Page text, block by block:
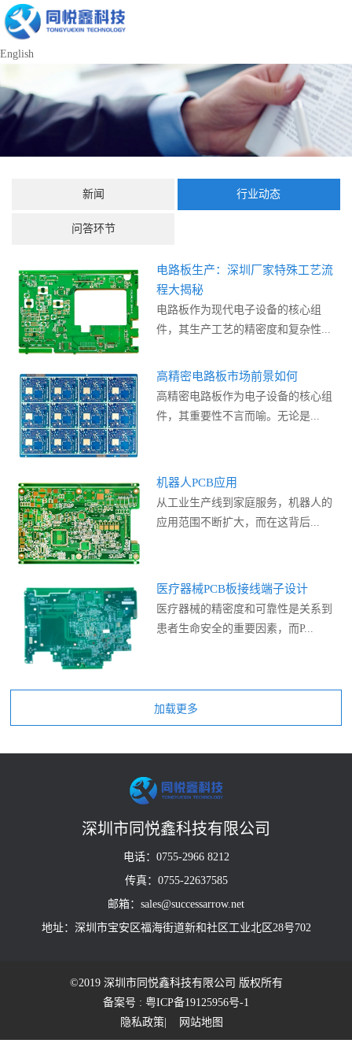
English
新闻 行业动态
问答环节
电路板生产：深圳厂家特殊工艺流
程大揭秘
电路板作为现代电子设备的核心组
件，其生产工艺的精密度和复杂性...
高精密电路板市场前景如何
高精密电路板作为电子设备的核心组
件，其重要性不言而喻。无论是...
机器人PCB应用
从工业生产线到家庭服务，机器人的
应用范围不断扩大，而在这背后...
医疗器械PCB板接线端子设计
医疗器械的精密度和可靠性是关系到
患者生命安全的重要因素，而P...
深圳市同悦鑫科技有限公司
电话：0755-2966 8212
传真：0755-22637585
邮箱：sales@successarrow.net
地址：深圳市宝安区福海街道新和社区工业北区28号702
©2019 深圳市同悦鑫科技有限公司 版权所有
备案号 : 粤ICP备19125956号-1
| 网站地图
隐私政策